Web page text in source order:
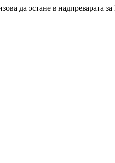
да остане в надпреварата